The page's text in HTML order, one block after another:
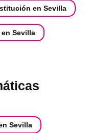
en Sevilla
Sevilla
Sevilla